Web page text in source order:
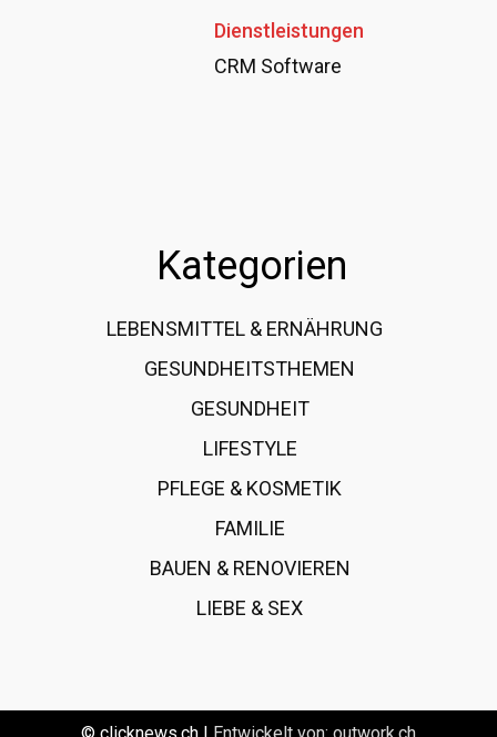
Dienstleistungen
CRM Software
Kategorien
LEBENSMITTEL & ERNÄHRUNG
GESUNDHEITSTHEMEN
GESUNDHEIT
LIFESTYLE
PFLEGE & KOSMETIK
FAMILIE
BAUEN & RENOVIEREN
LIEBE & SEX
© clicknews.ch | Entwickelt von: outwork.ch